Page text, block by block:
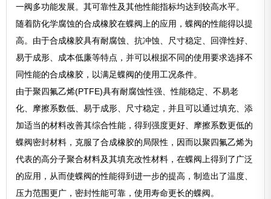
一阀多功能发展。其可靠性及其他性能指标均达到较高水平。
随着防化学腐蚀的合成橡胶在蝶阀上的应用，蝶阀的性能得以提
高。由于合成橡胶具有耐腐蚀、抗冲蚀、尺寸稳定、回弹性好、
易于成形、成本低廉等特点，并可以根据不同的使用要求选择不
同性能的合成橡胶，以满足蝶阀的使用工况条件。
由于聚四氟乙烯(PTFE)具有耐腐蚀性强、性能稳定、不易老
化、摩擦系数低、易于成形、尺寸稳定，并且可以通过填充、添
加适当的材料改善其综合性能，得到强度更好、摩擦系数更低的
蝶阀密封材料，克服了合成橡胶的局限性，因而以聚四氟乙烯为
代表的高分子聚合材料及其填充改性材料，在蝶阀上得到了广泛
的应用，从而使蝶阀的性能得到进一步的提高，制造出了温度、
压力范围更广，密封性能可靠，使用寿命更长的蝶阀。